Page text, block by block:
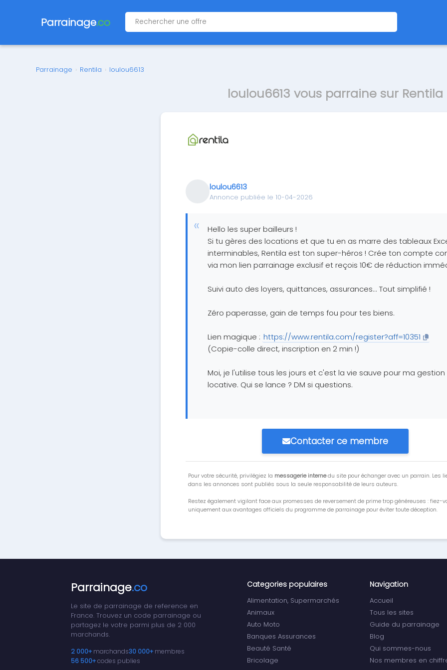
Parrainage.co
Parrainage › Rentila › loulou6613
loulou6613 vous parraine sur Rentila
loulou6613
Annonce publiée le 10-04-2026
Hello les super bailleurs !
Si tu gères des locations et que tu en as marre des tableaux
interminables, Rentila est ton super-héros ! Crée ton compte
via mon lien parrainage exclusif et reçois 10€ de réduction
Suivi auto des loyers, quittances, assurances... Tout simplifié !
Zéro paperasse, gain de temps fou pour tes biens.
Lien magique : https://www.rentila.com/register?aff=10351
(Copie-colle direct, inscription en 2 min !)
Moi, je l'utilise tous les jours et c'est la vie sauve pour ma gestion
locative. Qui se lance ? DM si questions.
Contacter ce membre
Pour votre sécurité, privilégiez la messagerie internedu site pour échanger avec un parrain. Les
dans les annonces sont publiés sous la seule responsabilité de leurs auteurs.
Restez également vigilant face aux promesses de reversement de prime trop généreuses : fiez-
uniquement aux avantages officiels du programme de parrainage pour éviter toute déception.
Parrainage.co
Le site de parrainage de reference en
France. Trouvez un code parrainage ou
partagez le votre parmi plus de 2 000
marchands.
2 000+ marchands30 000+ membres
56 500+codes publies
Categories populaires
Alimentation, Supermarchés
Animaux
Auto Moto
Banques Assurances
Beauté Santé
Bricolage
Navigation
Accueil
Tous les sites
Guide du parrainage
Blog
Qui sommes-nous
Nos membres en